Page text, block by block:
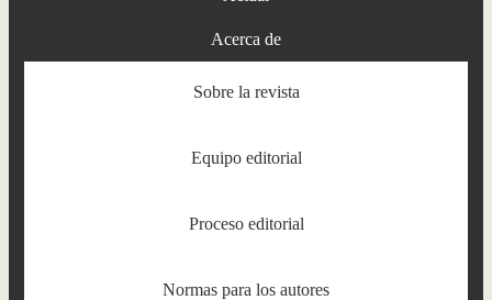
Acerca de
Sobre la revista
Equipo editorial
Proceso editorial
Normas para los autores